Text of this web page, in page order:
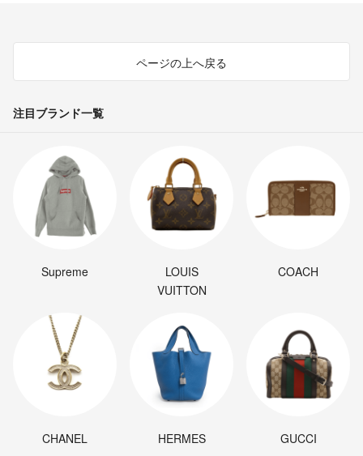
ページの上へ戻る
注目ブランド一覧
Supreme
LOUIS
VUITTON
COACH
CHANEL HERMES GUCCI